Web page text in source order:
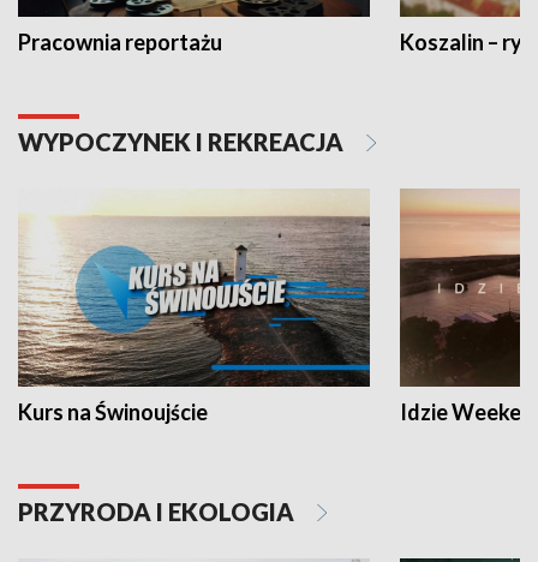
Pracownia reportażu Koszalin –
WYPOCZYNEK I REKREACJA
Kurs na Świnoujście Idzie
PRZYRODA I EKOLOGIA